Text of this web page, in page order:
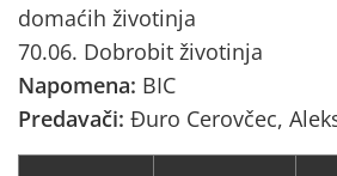
domaćih životinja
70.06. Dobrobit životinja
Napomena: BIC
Predavači: Đuro Cerovčec,